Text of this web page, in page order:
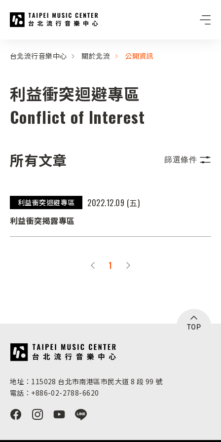
:::
台北流行音樂中心 關於北流 公開資訊
利益衝突迴避專區
Conflict of Interest
所有文章 篩選條件
利益衝突迴避專區
2022.12.09 (五)
利益衝突揭露專區
1
TOP
:::
地址：115028 台北市南港區市民大道 8 段 99 號
電話：+886-02-2788-6620